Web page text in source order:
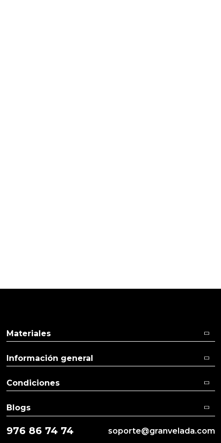
976 86 74 74 soporte@granvelada.com
Materiales
Información general
Condiciones
Blogs